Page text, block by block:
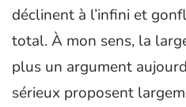
déclinent à l’infini et
total. À mon sens, la
plus un argument
sérieux proposent